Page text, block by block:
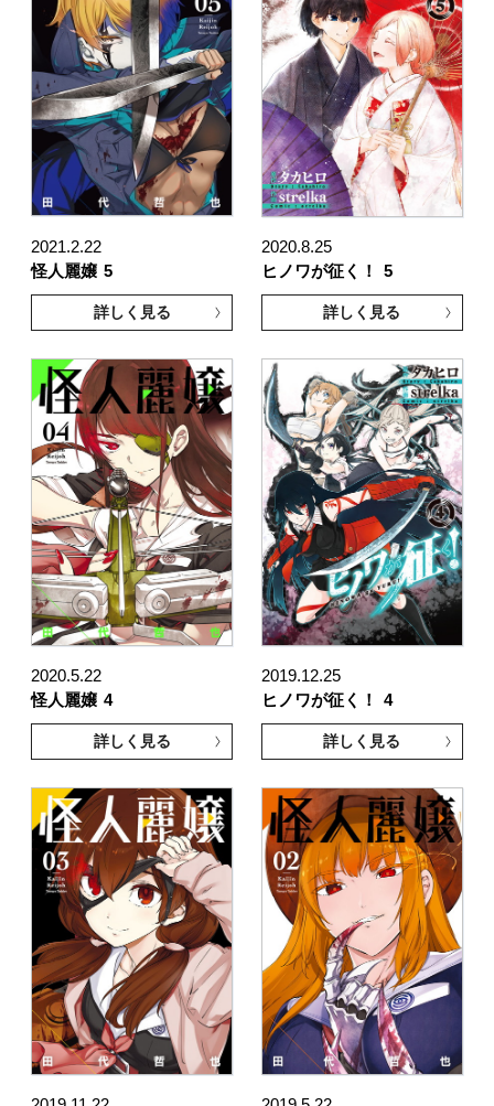
2021.2.22
怪人麗嬢 5
詳しく見る
2020.8.25
ヒノワが征く！
5
詳しく見る
2020.5.22
怪人麗嬢 4
詳しく見る
2019.12.25
ヒノワが征く！
4
詳しく見る